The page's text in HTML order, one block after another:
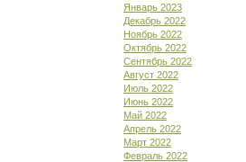
Январь 2023
Декабрь 2022
Ноябрь 2022
Октябрь 2022
Сентябрь 2022
Август 2022
Июль 2022
Июнь 2022
Май 2022
Апрель 2022
Март 2022
Февраль 2022